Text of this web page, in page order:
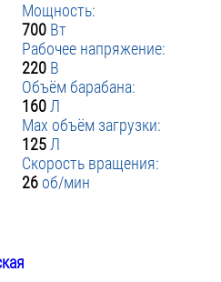
Мощность:
700 Вт
Рабочее напряжение:
220 В
Объём барабана:
160 Л
Max объём загрузки:
125 Л
Скорость вращения:
26 об/мин